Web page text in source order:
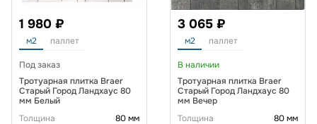
1 980 ₽
м2 паллет
Под заказ
Тротуарная плитка Braer
Старый Город Ландхаус 80
мм Белый
Толщина
80 мм
3 065 ₽
м2 паллет
В наличии
Тротуарная плитка Braer
Старый Город Ландхаус 80
мм Вечер
Толщина
80 мм